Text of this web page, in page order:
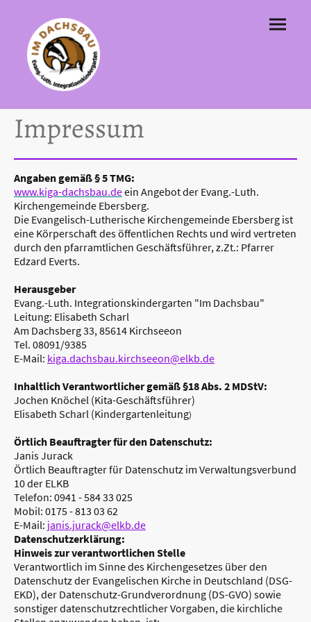
Impressum
Angaben gemäß § 5 TMG:
www.kiga-dachsbau.deein Angebot der Evang.-Luth.
Kirchengemeinde Ebersberg.
Die Evangelisch-Lutherische Kirchengemeinde Ebersberg ist
eine Körperschaft des öffentlichen Rechts und wird vertreten
durch den pfarramtlichen Geschäftsführer, z.Zt.: Pfarrer
Edzard Everts.
Herausgeber
Evang.-Luth. Integrationskindergarten "Im Dachsbau"
Leitung: Elisabeth Scharl
Am Dachsberg 33, 85614 Kirchseeon
Tel. 08091/9385
E-Mail: kiga.dachsbau.kirchseeon@elkb.de
Inhaltlich Verantwortlicher gemäß §18 Abs. 2 MDStV:
Jochen Knöchel (Kita-Geschäftsführer)
Elisabeth Scharl (Kindergartenleitung)
Örtlich Beauftragter für den Datenschutz:
Janis Jurack
Örtlich Beauftragter für Datenschutz im Verwaltungsverbund
10 der ELKB
Telefon: 0941 - 584 33 025
Mobil: 0175 - 813 03 62
E-Mail: janis.jurack@elkb.de
Datenschutzerklärung:
Hinweis zur verantwortlichen Stelle
Verantwortlich im Sinne des Kirchengesetzes über den
Datenschutz der Evangelischen Kirche in Deutschland (DSG-
EKD), der Datenschutz-Grundverordnung (DS-GVO) sowie
sonstiger datenschutzrechtlicher Vorgaben, die kirchliche